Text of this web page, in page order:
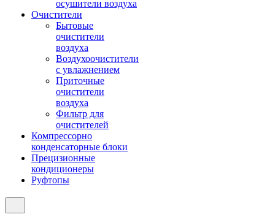
осушители воздуха
Очистители
Бытовые
очистители
воздуха
Воздухоочистители
с увлажнением
Приточные
очистители
воздуха
Фильтр для
очистителей
Компрессорно
конденсаторные блоки
Прецизионные
кондиционеры
Руфтопы